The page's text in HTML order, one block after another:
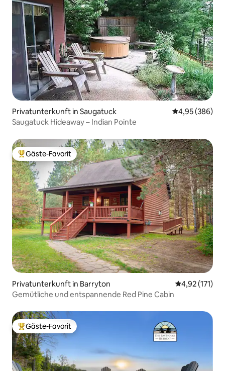
Privatunterkunft in Saugatuck
4,95 (386)
Saugatuck Hideaway – Indian Pointe
Beliebter Gäste-Favorit.
Gäste-Favorit
Privatunterkunft in Barryton
4,92 (171)
Gemütliche und entspannende Red Pine Cabin
Beliebter Gäste-Favorit.
Gäste-Favorit